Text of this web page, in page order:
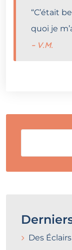
“C’était
quoi je
– V.M.
Des